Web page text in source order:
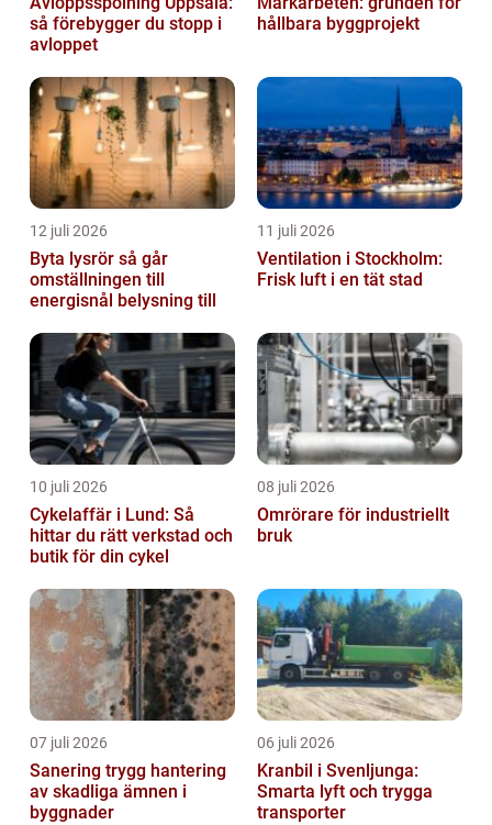
så förebygger du stopp i
avloppet
hållbara byggprojekt
12 juli 2026
Byta lysrör så går
omställningen till
energisnål belysning till
11 juli 2026
Ventilation i Stockholm:
Frisk luft i en tät stad
10 juli 2026
Cykelaffär i Lund: Så
hittar du rätt verkstad och
butik för din cykel
08 juli 2026
Omrörare för industriellt
bruk
07 juli 2026
Sanering trygg hantering
av skadliga ämnen i
byggnader
06 juli 2026
Kranbil i Svenljunga:
Smarta lyft och trygga
transporter